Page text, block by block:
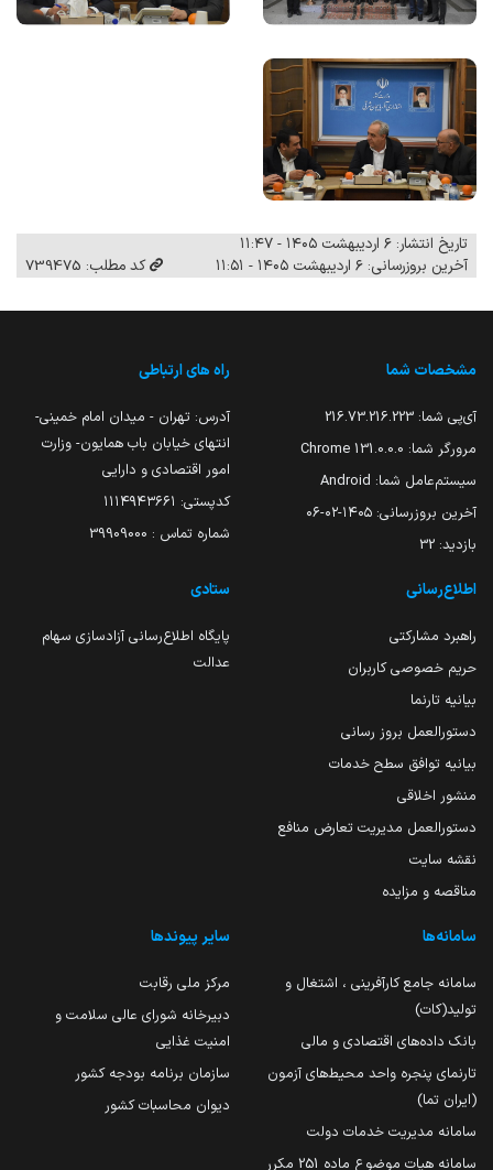
تاریخ انتشار: ۶ اردیبهشت ۱۴۰۵ - ۱۱:۴۷
آخرین بروزرسانی: ۶ اردیبهشت ۱۴۰۵ - ۱۱:۵۱
کد مطلب: 739475
مشخصات شما
آی‌پی شما: 216.73.216.223
مرورگر شما: 131.0.0.0 Chrome
سیستم‌عامل شما: Android
آخرین بروزرسانی: ۱۴۰۵-۰۲-۰۶
بازدید: 32
راه های ارتباطی
آدرس: تهران - میدان امام خمینی-
انتهای خیابان باب همایون- وزارت
امور اقتصادی و دارایی
کدپستی: ۱۱۱۴۹۴۳۶۶۱
شماره تماس : 39909000
اطلاع‌رسانی
راهبرد مشارکتی
حریم خصوصی کاربران
بیانیه تارنما
دستورالعمل بروز رسانی
بیانیه توافق سطح خدمات
منشور اخلاقی
دستورالعمل مدیریت تعارض منافع
نقشه سایت
مناقصه و مزایده
ستادی
پایگاه اطلاع‌رسانی آزادسازی سهام
عدالت
سامانه‌ها
سامانه جامع کارآفرینی ، اشتغال و
تولید(کات)
بانک داده‌های اقتصادی و مالی
تارنمای پنجره واحد محیط‌های آزمون
(ایران تما)
سامانه مدیریت خدمات دولت
سامانه هیات موضوع ماده 251 مکرر
سایر پیوندها
مرکز ملی رقابت
دبیرخانه شورای عالی سلامت و
امنیت غذایی
سازمان برنامه بودجه کشور
دیوان محاسبات کشور